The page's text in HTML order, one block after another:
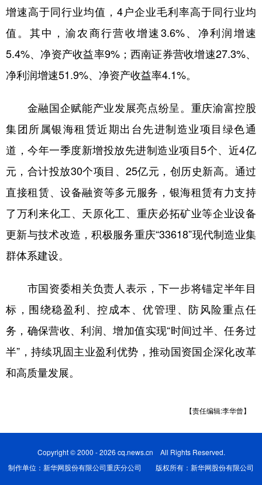
增速高于同行业均值，4户企业毛利率高于同行业均
值。其中，渝农商行营收增速3.6%、净利润增速
5.4%、净资产收益率9%；西南证券营收增速27.3%、
净利润增速51.9%、净资产收益率4.1%。
金融国企赋能产业发展亮点纷呈。重庆渝富控股
集团所属银海租赁近期出台先进制造业项目绿色通
道，今年一季度新增投放先进制造业项目5个、近4亿
元，合计投放30个项目、25亿元，创历史新高。通过
直接租赁、设备融资等多元服务，银海租赁有力支持
了万利来化工、天原化工、重庆必拓矿业等企业设备
更新与技术改造，积极服务重庆“33618”现代制造业集
群体系建设。
市国资委相关负责人表示，下一步将锚定半年目
标，围绕稳盈利、控成本、优管理、防风险重点任
务，确保营收、利润、增加值实现“时间过半、任务过
半”，持续巩固主业盈利优势，推动国资国企深化改革
和高质量发展。
【责任编辑:李华曾】
Copyright © 2000 - 2026 cq.news.cn All Rights Reserved.
制作单位：新华网股份有限公司重庆分公司 版权所有：新华网股份有限公司